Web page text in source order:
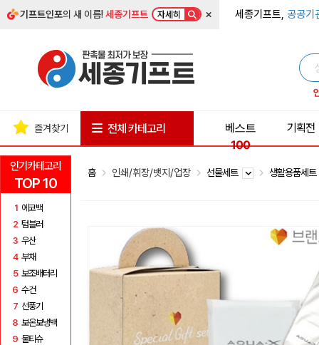
기프트인포의 새 이름!세종기프트 자세히 × 세종기프트, 공공기
인기카테고리
TOP 10
1 에코백
2 텀블러
3 우산
4 부채
5 보조배터리
6 수건
7 선풍기
8 보온보냉백
9 물티슈
즐겨찾기 전체 카테고리
베스트
100
기획전
홈 인쇄/휘장/뱃지/업장 선물세트 생활용품세